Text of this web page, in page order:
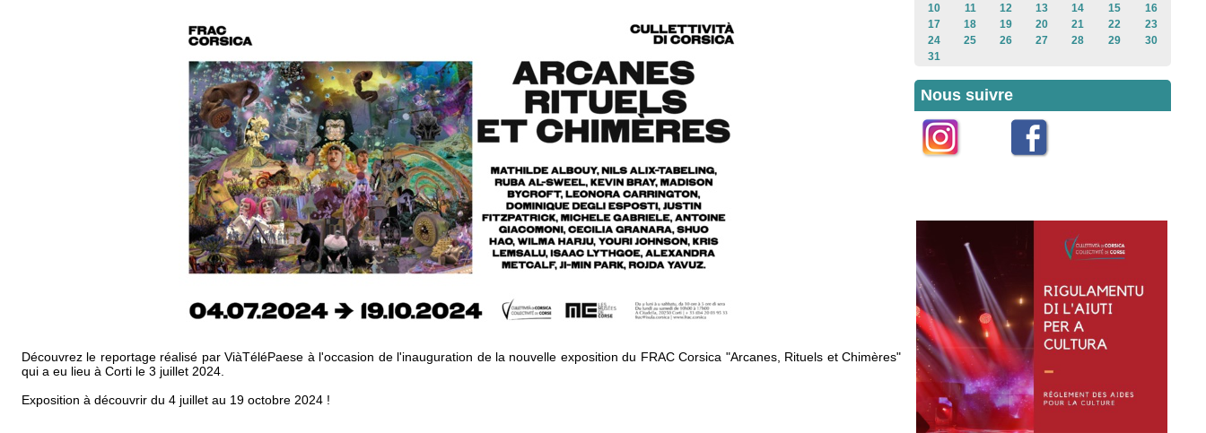
Découvrez le reportage réalisé par ViàTéléPaese à l'occasion de l'inauguration de la nouvelle exposition du FRAC Corsica "Arcanes, Rituels et Chimères"
qui a eu lieu à Corti le 3 juillet 2024.
Exposition à découvrir du 4 juillet au 19 octobre 2024 !
10
11 12 13 14 15
16
17
18 19 20 21 22
23
24
25 26 27 28 29
30
31
Nous suivre